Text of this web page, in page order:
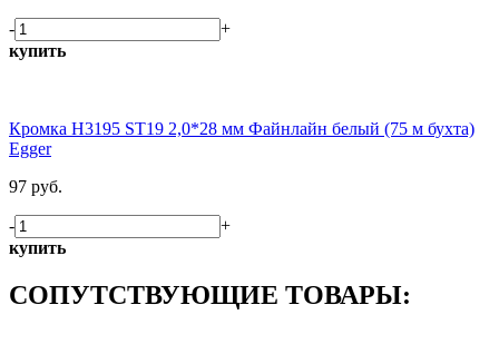
-
+
купить
Кромка H3195 ST19 2,0*28 мм Файнлайн белый (75 м бухта)
Egger
97 руб.
-
+
купить
СОПУТСТВУЮЩИЕ ТОВАРЫ: